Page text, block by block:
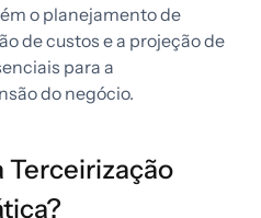
o planejamento de
de custos e a projeção de
para a
do negócio.
Terceirização